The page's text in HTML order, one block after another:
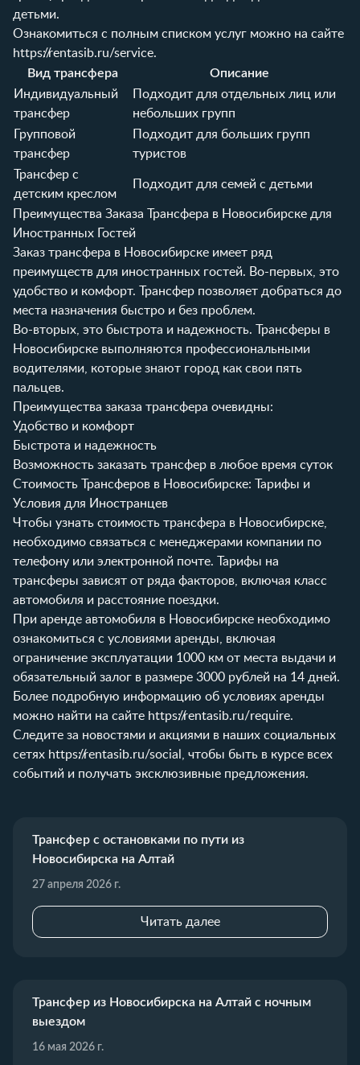
детьми.
Ознакомиться с полным списком услуг можно на сайте
https://rentasib.ru/service.
Вид трансфера
Описание
Индивидуальный
трансфер
Подходит для отдельных лиц или
небольших групп
Групповой
трансфер
Подходит для больших групп
туристов
Трансфер с
детским креслом
Подходит для семей с детьми
Преимущества Заказа Трансфера в Новосибирске для
Иностранных Гостей
Заказ трансфера в Новосибирске имеет ряд
преимуществ для иностранных гостей. Во-первых, это
удобство и комфорт. Трансфер позволяет добраться до
места назначения быстро и без проблем.
Во-вторых, это быстрота и надежность. Трансферы в
Новосибирске выполняются профессиональными
водителями, которые знают город как свои пять
пальцев.
Преимущества заказа трансфера очевидны:
Удобство и комфорт
Быстрота и надежность
Возможность заказать трансфер в любое время суток
Стоимость Трансферов в Новосибирске: Тарифы и
Условия для Иностранцев
Чтобы узнать стоимость трансфера в Новосибирске,
необходимо связаться с менеджерами компании по
телефону или электронной почте. Тарифы на
трансферы зависят от ряда факторов, включая класс
автомобиля и расстояние поездки.
При аренде автомобиля в Новосибирске необходимо
ознакомиться с условиями аренды, включая
ограничение эксплуатации 1000 км от места выдачи и
обязательный залог в размере 3000 рублей на 14 дней.
Более подробную информацию об условиях аренды
можно найти на сайте https://rentasib.ru/require.
Следите за новостями и акциями в наших социальных
сетях https://rentasib.ru/social
, чтобы быть в курсе всех
событий и получать эксклюзивные предложения.
Трансфер с остановками по пути из
Новосибирска на Алтай
27 апреля 2026 г.
Читать далее
Трансфер из Новосибирска на Алтай с ночным
выездом
16 мая 2026 г.